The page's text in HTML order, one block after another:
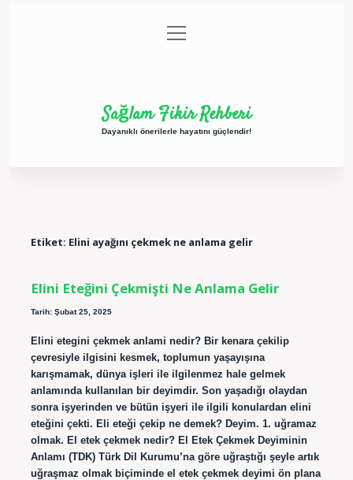
Gizlilik Politikası
menüyü
aç
Sağlam Fikir Rehberi
Dayanıklı önerilerle hayatını güçlendir!
Etiket: Elini ayağını çekmek ne anlama gelir
Elini Eteğini Çekmişti Ne Anlama Gelir
Tarih: Şubat 25, 2025
Elini etegini çekmek anlami nedir? Bir kenara çekilip
çevresiyle ilgisini kesmek, toplumun yaşayışına
karışmamak, dünya işleri ile ilgilenmez hale gelmek
anlamında kullanılan bir deyimdir. Son yaşadığı olaydan
sonra işyerinden ve bütün işyeri ile ilgili konulardan elini
eteğini çekti. Eli eteği çekip ne demek? Deyim. 1. uğramaz
olmak. El etek çekmek nedir? El Etek Çekmek Deyiminin
Anlamı (TDK) Türk Dil Kurumu’na göre uğraştığı şeyle artık
uğraşmaz olmak biçiminde el etek çekmek deyimi ön plana